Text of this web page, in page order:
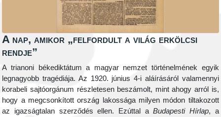
A nap, amikor „felfordult a világ erkölcsi
rendje”
A trianoni békediktátum a magyar nemzet történelmének egyik
legnagyobb tragédiája. Az 1920. június 4-i aláírásáról valamennyi
korabeli sajtóorgánum részletesen beszámolt, mint ahogy arról is,
hogy a megcsonkított ország lakossága milyen módon tiltakozott
az igazságtalan szerződés ellen. Ezúttal aBudapesti Hírlap, a